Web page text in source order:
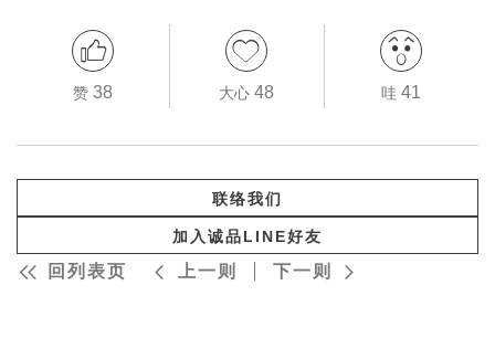
赞38 大心48 哇41
联络我们
加入诚品LINE好友
回列表页 上一则 下一则